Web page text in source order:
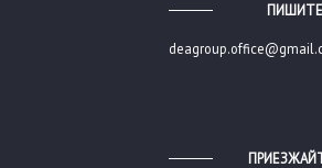
ПИШИТЕ